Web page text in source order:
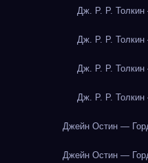
Дж. Р. Р.
Дж. Р. Р.
Дж. Р. Р.
Дж. Р. Р.
Джейн Остин —
Джейн Остин —